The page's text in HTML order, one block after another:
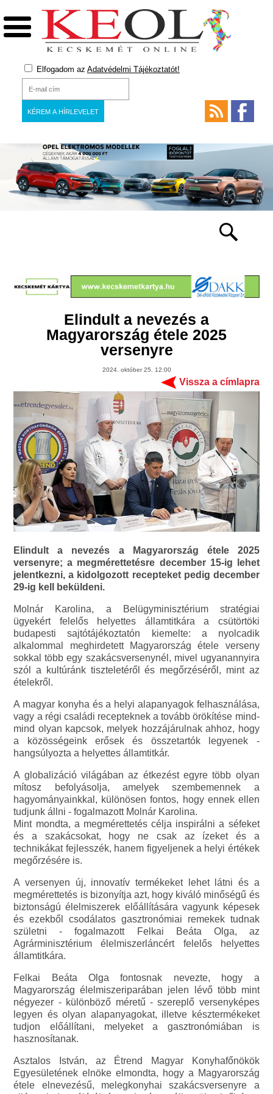
Elfogadom az Adatvédelmi Tájékoztatót!
Elindult a nevezés a
Magyarország étele 2025
versenyre
2024. október 25. 12:00
Vissza a címlapra
Elindult a nevezés a Magyarország étele 2025
versenyre; a megmérettetésre december 15-ig lehet
jelentkezni, a kidolgozott recepteket pedig december
29-ig kell beküldeni.
Molnár Karolina, a Belügyminisztérium stratégiai
ügyekért felelős helyettes államtitkára a csütörtöki
budapesti sajtótájékoztatón kiemelte: a nyolcadik
alkalommal meghirdetett Magyarország étele verseny
sokkal több egy szakácsversenynél, mivel ugyanannyira
szól a kultúránk tiszteletéről és megőrzéséről, mint az
ételekről.
A magyar konyha és a helyi alapanyagok felhasználása,
vagy a régi családi recepteknek a tovább örökítése mind-
mind olyan kapcsok, melyek hozzájárulnak ahhoz, hogy
a közösségeink erősek és összetartók legyenek -
hangsúlyozta a helyettes államtitkár.
A globalizáció világában az étkezést egyre több olyan
mítosz befolyásolja, amelyek szembemennek a
hagyományainkkal, különösen fontos, hogy ennek ellen
tudjunk állni - fogalmazott Molnár Karolina.
Mint mondta, a megmérettetés célja inspirálni a séfeket
és a szakácsokat, hogy ne csak az ízeket és a
technikákat fejlesszék, hanem figyeljenek a helyi értékek
megőrzésére is.
A versenyen új, innovatív termékeket lehet látni és a
megmérettetés is bizonyítja azt, hogy kiváló minőségű és
biztonságú élelmiszerek előállítására vagyunk képesek
és ezekből csodálatos gasztronómiai remekek tudnak
születni - fogalmazott Felkai Beáta Olga, az
Agrárminisztérium élelmiszerláncért felelős helyettes
államtitkára.
Felkai Beáta Olga fontosnak nevezte, hogy a
Magyarország élelmiszeriparában jelen lévő több mint
négyezer - különböző méretű - szereplő versenyképes
legyen és olyan alapanyagokat, illetve késztermékeket
tudjon előállítani, melyeket a gasztronómiában is
hasznosítanak.
Asztalos István, az Étrend Magyar Konyhafőnökök
Egyesületének elnöke elmondta, hogy a Magyarország
étele elnevezésű, melegkonyhai szakácsversenyre a